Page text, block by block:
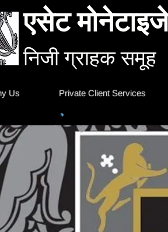
एसेट
निजी ग्राहक समूह
Us Private Client Services